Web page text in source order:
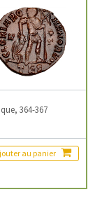
364-367
au panier